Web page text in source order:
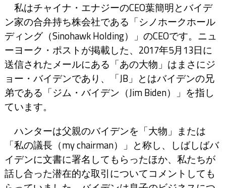
私はチャイナ・エナジーのCEO葉簡明とバイデ
ン家の合弁持ち株会社である「シノホークホール
ディング（Sinohawk Holding）」のCEOです。ニュ
ーヨーク・ポストが掲載した、2017年5月13日に
送信されたメールにある「あの大物」はまさにジ
ョー・バイデンであり、「JB」とはバイデンの兄
弟である「ジム・バイデン（Jim Biden）」を指し
ています。
ハンターは父親のバイデンを「大物」または
「私の議長（my chairman）」と称し、しばしばバ
イデンに文書に署名してもらったほか、私たちが
話し合った潜在的な取引についてコメントしても